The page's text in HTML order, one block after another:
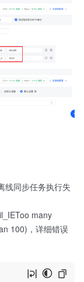
线同步任务执行失
many
100)，详细错误